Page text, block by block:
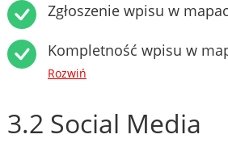
Zgłoszenie wpisu w
Kompletność wpisu w
Rozwiń
3.2 Social Media